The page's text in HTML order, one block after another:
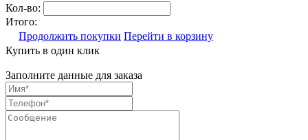
Кол-во:
Итого:
Продолжить покупки Перейти в корзину
Купить в один клик
Заполните данные для заказа